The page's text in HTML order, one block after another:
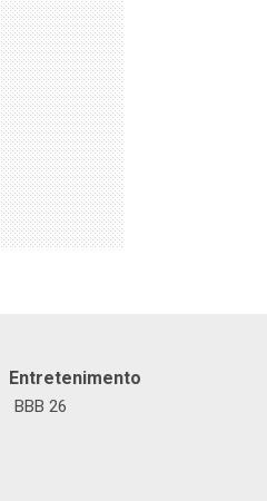
Entretenimento
BBB 26